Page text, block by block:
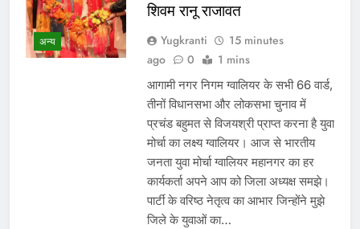
अन्य
शिवम रानू राजावत
Yugkranti
15 minutes
ago
0 1 mins
आगामी नगर निगम ग्वालियर के सभी 66 वार्ड,
तीनों विधानसभा और लोकसभा चुनाव में
प्रचंड बहुमत से विजयश्री प्राप्त करना है युवा
मोर्चा का लक्ष्य ग्वालियर। आज से भारतीय
जनता युवा मोर्चा ग्वालियर महानगर का हर
कार्यकर्ता अपने आप को जिला अध्यक्ष समझे।
पार्टी के वरिष्ठ नेतृत्व का आभार जिन्होंने मुझे
जिले के युवाओं का…